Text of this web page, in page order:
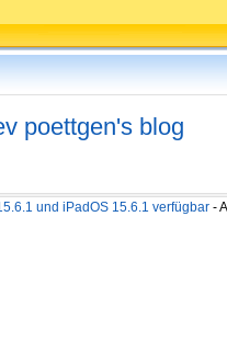
poettgen's blog
und iPadOS 15.6.1 verfügbar -